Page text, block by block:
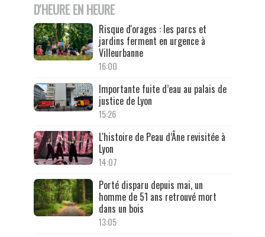
D'HEURE EN HEURE
Risque d'orages : les parcs et
jardins ferment en urgence à
Villeurbanne
16:00
Importante fuite d’eau au palais de
justice de Lyon
15:26
L'histoire de Peau d’Âne revisitée à
Lyon
14:07
Porté disparu depuis mai, un
homme de 51 ans retrouvé mort
dans un bois
13:05